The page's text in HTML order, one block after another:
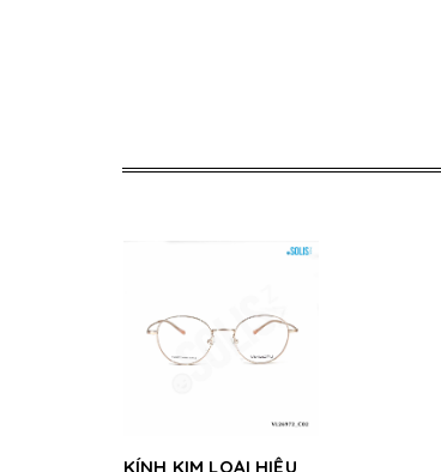
KÍNH KIM LOẠI HIỆU